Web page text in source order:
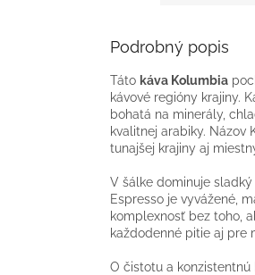
Podrobný popis
Táto káva Kolumbia
kávové regióny krajiny.
bohatá na minerály,
kvalitnej arabiky. Názov
tunajšej krajiny aj
V šálke dominuje sladký
Espresso je vyvážené,
komplexnosť bez toho,
každodenné pitie aj pre
O čistotu a konzistentnú